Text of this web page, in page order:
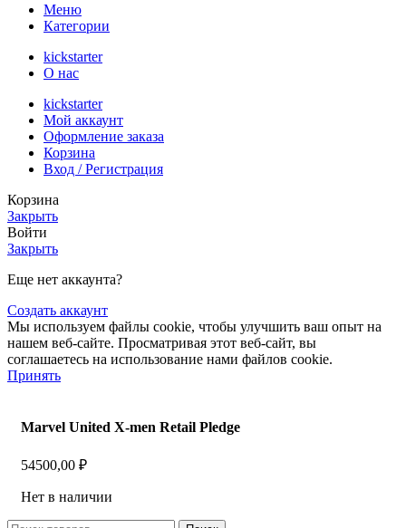
Меню
Категории
kickstarter
О нас
kickstarter
Мой аккаунт
Оформление заказа
Корзина
Вход / Регистрация
Корзина
Закрыть
Войти
Закрыть
Еще нет аккаунта?
Создать аккаунт
Мы используем файлы cookie, чтобы улучшить ваш опыт на
нашем веб-сайте. Просматривая этот веб-сайт, вы
соглашаетесь на использование нами файлов cookie.
Принять
Marvel United X-men Retail Pledge
54500,00 ₽
Нет в наличии